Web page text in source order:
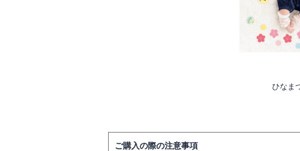
ひなま
ご購入の際の注意事項